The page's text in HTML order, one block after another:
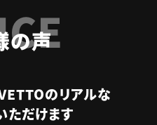
の声
のリアルな
ただけます